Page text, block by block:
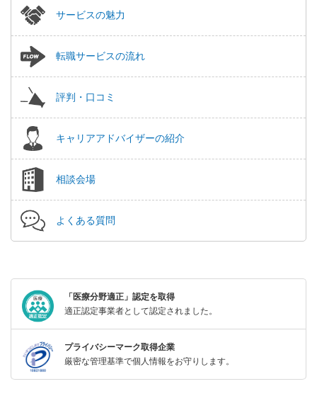
サービスの魅力
転職サービスの流れ
評判・口コミ
キャリアアドバイザーの紹介
相談会場
よくある質問
「医療分野適正」認定を取得
適正認定事業者として認定されました。
プライバシーマーク取得企業
厳密な管理基準で個人情報をお守りします。